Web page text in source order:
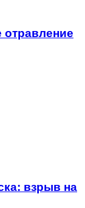
взрыв на